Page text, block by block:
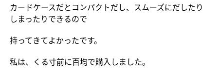
カードケースだとコンパクトだし、スムーズにだしたり
しまったりできるので
持ってきてよかったです。
私は、くる寸前に百均で購入しました。